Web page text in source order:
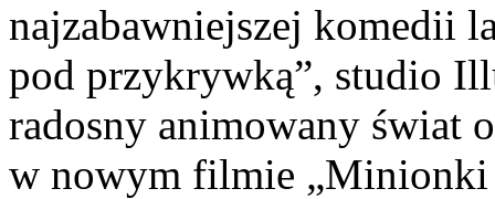
najzabawniejszej komedii
pod przykrywką”, studio
radosny animowany świat
w nowym filmie „Minionki i